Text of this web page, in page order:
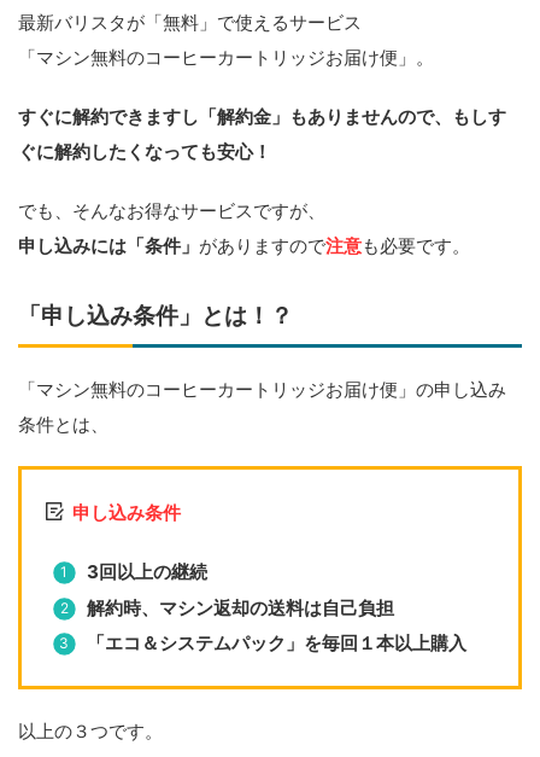
最新バリスタが「無料」で使えるサービス
「マシン無料のコーヒーカートリッジお届け便」。
すぐに解約できますし「解約金」もありませんので、もしす
ぐに解約したくなっても安心！
でも、そんなお得なサービスですが、
申し込みには「条件」 がありますので注意も必要です。
「申し込み条件」とは！？
「マシン無料のコーヒーカートリッジお届け便」の申し込み
条件とは、
申し込み条件
3回以上の継続
解約時、マシン返却の送料は自己負担
「エコ＆システムパック」を毎回１本以上購入
以上の３つです。